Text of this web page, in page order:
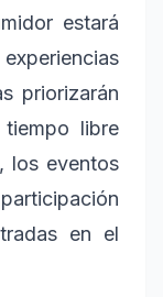
estará
priorizarán
libre
los eventos
en el